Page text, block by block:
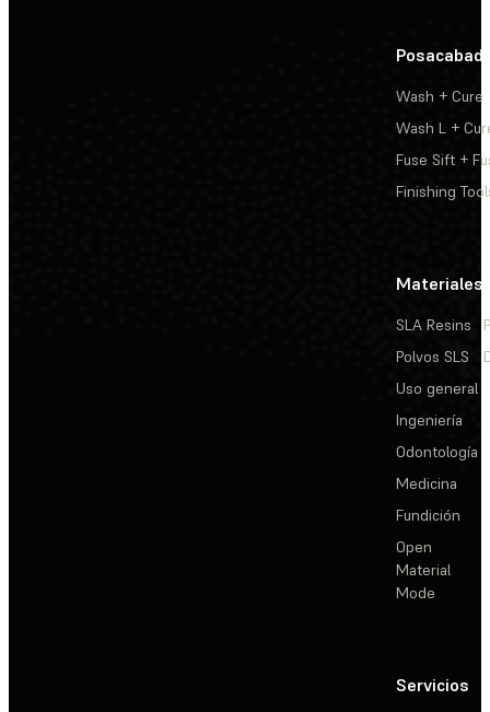
Wash + Cure
Wash L +
Fuse Sift +
Finishing
Materiales
SLA Resins
Polvos SLS
Uso general
Ingeniería
Odontología
Medicina
Fundición
Open
Material
Mode
Servicios